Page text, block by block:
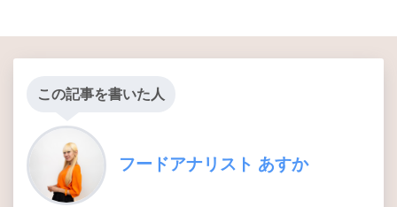
この記事を書いた人
フードアナリスト あすか